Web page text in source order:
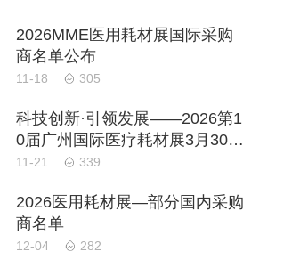
2026MME医用耗材展国际采购
商名单公布
11-18 305
科技创新·引领发展——2026第1
0届广州国际医疗耗材展3月30日
隆重举办
11-21 339
2026医用耗材展—部分国内采购
商名单
12-04 282